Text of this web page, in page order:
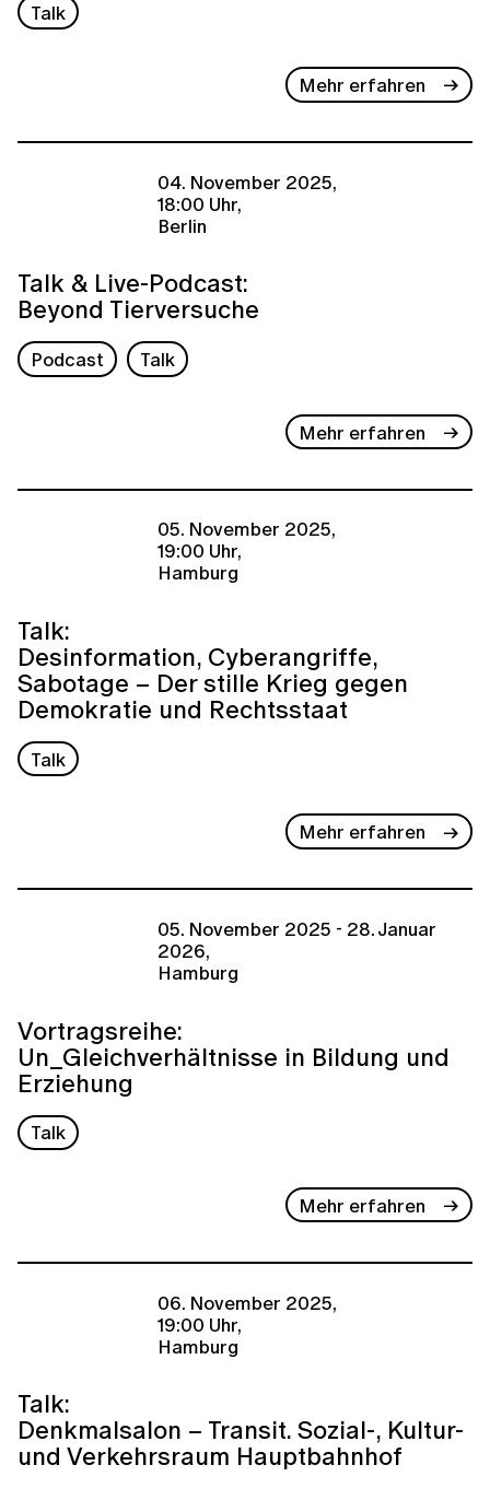
Talk
Mehr erfahren
04. November 2025,
18:00 Uhr,
Berlin
Talk & Live-Podcast:
Beyond Tierversuche
Podcast Talk
Mehr erfahren
05. November 2025,
19:00 Uhr,
Hamburg
Talk:
Desinformation, Cyberangriffe,
Sabotage – Der stille Krieg gegen
Demokratie und Rechtsstaat
Talk
Mehr erfahren
05. November 2025 - 28. Januar
2026,
Hamburg
Vortragsreihe:
Un_Gleichverhältnisse in Bildung und
Erziehung
Talk
Mehr erfahren
06. November 2025,
19:00 Uhr,
Hamburg
Talk:
Denkmalsalon – Transit. Sozial-, Kultur-
und Verkehrsraum Hauptbahnhof